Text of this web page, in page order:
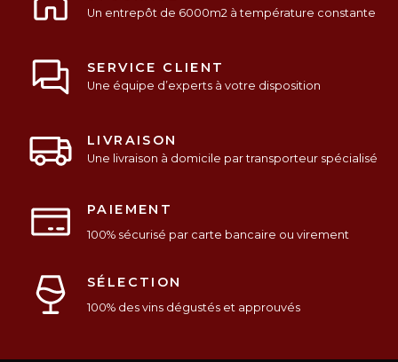
Un entrepôt de 6000m2 à température constante
SERVICE CLIENT
Une équipe d’experts à votre disposition
LIVRAISON
Une livraison à domicile par transporteur spécialisé
PAIEMENT
100% sécurisé par carte bancaire ou virement
SÉLECTION
100% des vins dégustés et approuvés